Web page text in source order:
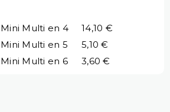
Mini Multi en 4
14,10 €
Mini Multi en 5
5,10 €
Mini Multi en 6 3,60 €